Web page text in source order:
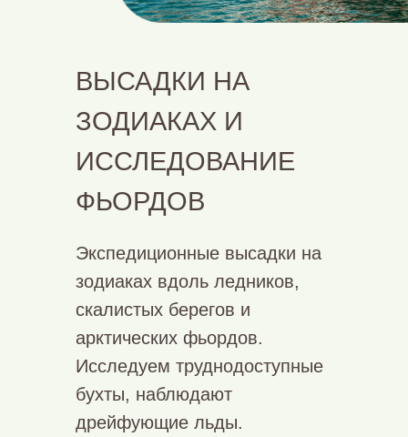
ВЫСАДКИ НА
ЗОДИАКАХ И
ИССЛЕДОВАНИЕ
ФЬОРДОВ
Экспедиционные высадки на
зодиаках вдоль ледников,
скалистых берегов и
арктических фьордов.
Исследуем труднодоступные
бухты, наблюдают
дрейфующие льды.